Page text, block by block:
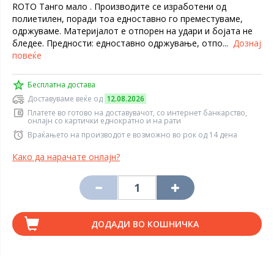
ROTO Танго мало . Производите се изработени од
полиетилен, поради тоа едноставно го преместуваме,
одржуваме. Материјалот е отпорен на удари и бојата не
бледее. Предности: едноставно одржување, отпо... Дознај
повеќе
Бесплатна достава
Доставуваме веќе од 12.08.2026
Платете во готово на доставувачот, со интернет банкарство,
онлајн со картички еднократно и на рати
Враќањето на производот е возможно во рок од 14 дена
Како да нарачате онлајн?
ДОДАДИ ВО КОШНИЧКА